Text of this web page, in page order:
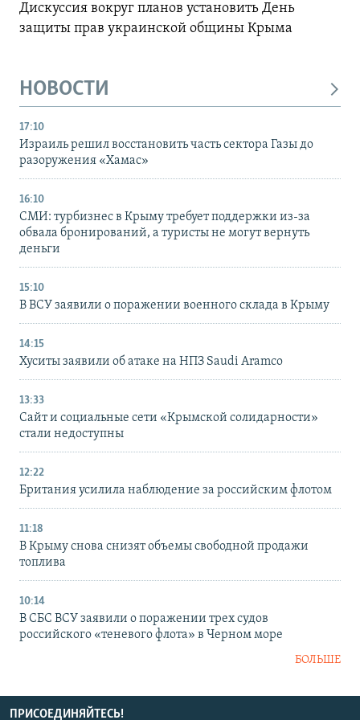
Дискуссия вокруг планов установить День
защиты прав украинской общины Крыма
НОВОСТИ
17:10
Израиль решил восстановить часть сектора Газы до
разоружения «Хамас»
16:10
СМИ: турбизнес в Крыму требует поддержки из-за
обвала бронирований, а туристы не могут вернуть
деньги
15:10
В ВСУ заявили о поражении военного склада в Крыму
14:15
Хуситы заявили об атаке на НПЗ Saudi Aramco
13:33
Сайт и социальные сети «Крымской солидарности»
стали недоступны
12:22
Британия усилила наблюдение за российским флотом
11:18
В Крыму снова снизят объемы свободной продажи
топлива
10:14
В СБС ВСУ заявили о поражении трех судов
российского «теневого флота» в Черном море
БОЛЬШЕ
ПРИСОЕДИНЯЙТЕСЬ!